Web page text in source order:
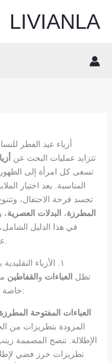
LIVIANLA
أزياء عيد الفطر
تتزايد عمليات البحث عن
تسعى كل امرأة إلى
المناسبة. يعد اختيار
تجسد فرحة الاحتفال،
المطرزة، البدلات العصرية،
في هذا الدليل
١. الأزياء التقليدية بتصاميم عصرية: الجمع بين الأصالة والأناقة
تظل العباءات و القفاطين
خاصة مع تطور تصاميمها لتناسب المرأة العصرية:
العباءات المفتوحة المطرزة
المزودة بتطريزات من
الإطلالة. تنصح المصممة
تطريزات خرز فضي